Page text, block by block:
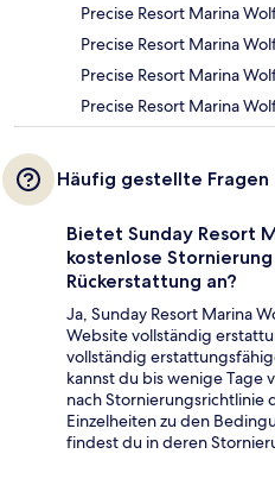
Precise Resort Marina
Precise Resort Marina
Precise Resort Marina
Precise Resort Marina
Häufig gestellte Fragen
Bietet Sunday Resort
kostenlose
Rückerstattung an?
Ja, Sunday Resort Marina
Website vollständig
vollständig
kannst du bis wenige Tage
nach Stornierungsrichtlinie
Einzelheiten zu den
findest du in deren